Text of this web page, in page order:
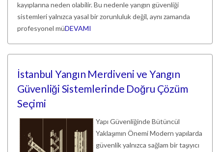
kayıplarına neden olabilir. Bu nedenle yangın güvenliği
sistemleri yalnızca yasal bir zorunluluk değil, aynı zamanda
profesyonel müDEVAMI
İstanbul Yangın Merdiveni ve Yangın
Güvenliği Sistemlerinde Doğru Çözüm
Seçimi
Yapı Güvenliğinde Bütüncül
Yaklaşımın Önemi Modern yapılarda
güvenlik yalnızca sağlam bir taşıyıcı